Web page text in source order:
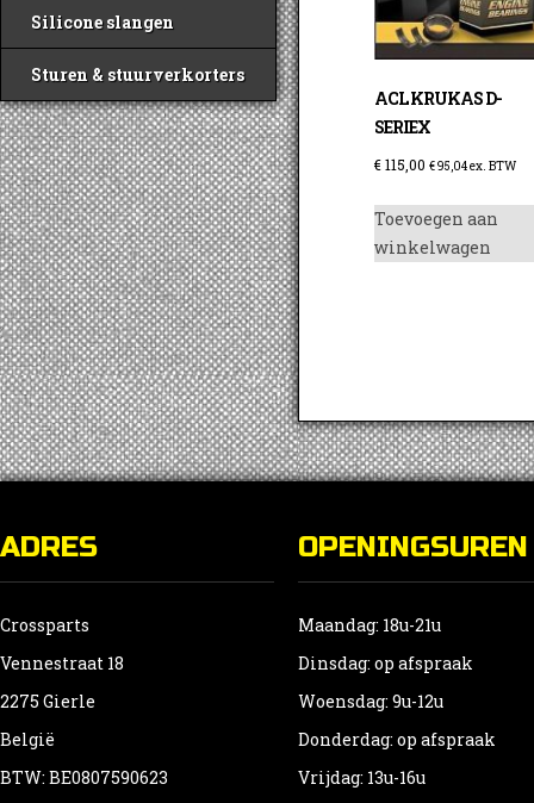
Silicone slangen
Sturen & stuurverkorters
ACL KRUKAS D-
SERIEX
€115,00 €95,04ex. BTW
Toevoegen aan
winkelwagen
ADRES
Crossparts
Vennestraat 18
2275 Gierle
België
BTW: BE0807590623
OPENINGSUREN
Maandag: 18u-21u
Dinsdag: op afspraak
Woensdag: 9u-12u
Donderdag: op afspraak
Vrijdag: 13u-16u